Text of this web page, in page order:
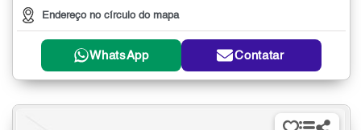
Endereço no círculo do mapa
WhatsApp Contatar